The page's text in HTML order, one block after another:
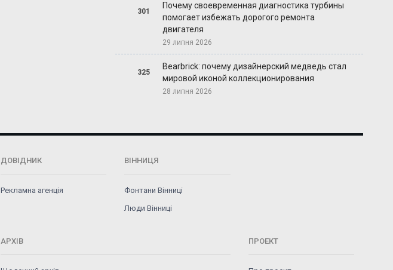
301
Почему своевременная диагностика турбины
помогает избежать дорогого ремонта
двигателя
29 липня 2026
325
Bearbrick: почему дизайнерский медведь стал
мировой иконой коллекционирования
28 липня 2026
ДОВІДНИК
Рекламна агенція
ВІННИЦЯ
Фонтани Вінниці
Люди Вінниці
АРХІВ ПРОЕКТ